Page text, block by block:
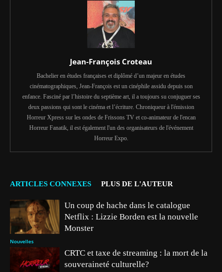
Jean-François Croteau
Bachelier en études françaises et diplômé d’un majeur en études
cinématographiques, Jean-François est un cinéphile assidu depuis son
enfance. Fasciné par l’histoire du septième art, il a toujours su conjuguer ses
deux passions qui sont le cinéma et l’écriture. Chroniqueur à l'émission
Horreur Xpress sur les ondes de Frissons TV et co-animateur de l'encan
Horreur Fanatik, il est également l'un des organisateurs de l'événement
Horreur Expo.
ARTICLES CONNEXES PLUS DE L'AUTEUR
Nouvelles
Un coup de hache dans le catalogue
Netflix : Lizzie Borden est la nouvelle
Monster
CRTC et taxe de streaming : la mort de la
souveraineté culturelle?